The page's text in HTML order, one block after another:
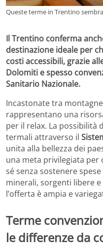
Queste terme in Trentino
Il Trentino conferma
destinazione ideale per
costi accessibili, grazie
Dolomiti e spesso
Sanitario Nazionale.
Incastonate tra
rappresentano una
per il relax. La possibilità
termali attraverso il
unita alla bellezza dei
una meta privilegiata per
sé senza sostenere
minerali, sorgenti libere
l’offerta è ampia e
Terme
le differenze da